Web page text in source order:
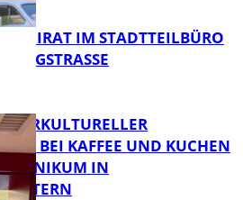
IM STADTTEILBÜRO
BEI KAFFEE UND KUCHEN
IN